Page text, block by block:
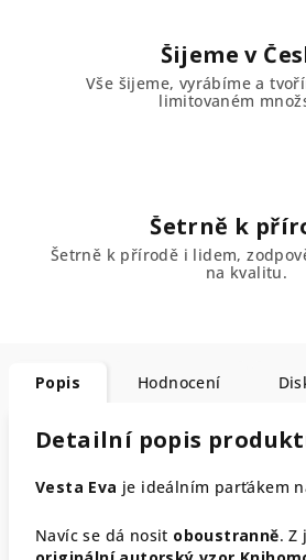
Šijeme v
Vše šijeme, vyrábíme a
limitovaném
Šetrně k
Šetrně k přírodě i lidem,
na kvalitu.
Popis Hodnocení
Detailní popis
Vesta Eva je ideálním parťákem
Navíc se dá nosit oboustranně. Z